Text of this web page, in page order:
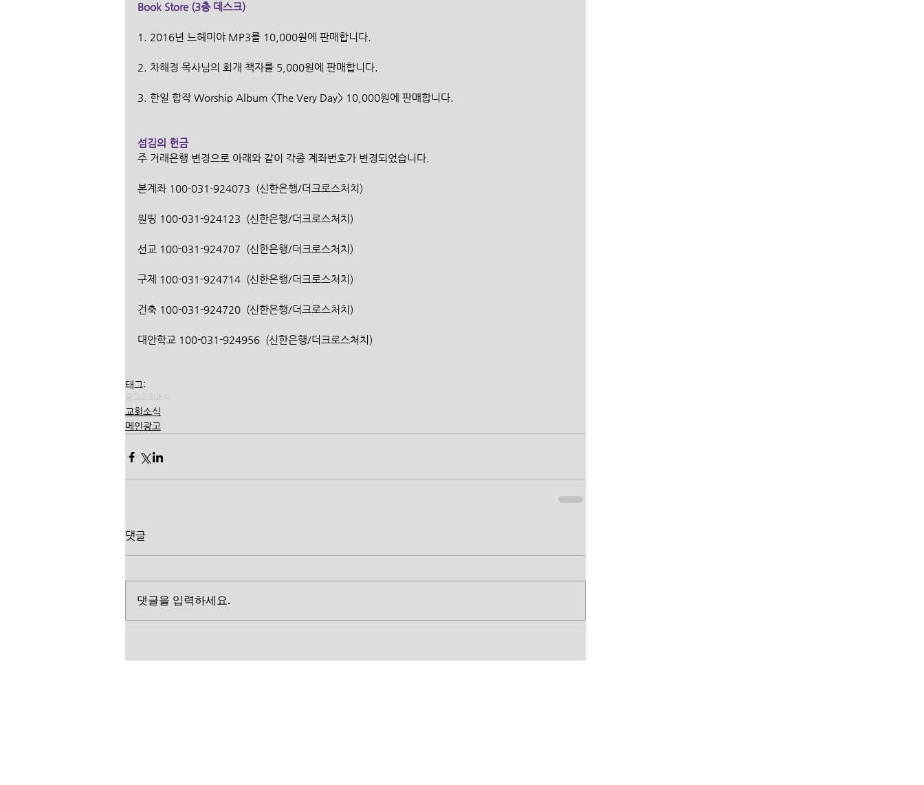
Book Store (3층 데스크)
1. 2016년 느헤미야 MP3를 10,000원에 판매합니다.
2. 차해경 목사님의 회개 책자를 5,000원에 판매합니다.
3. 한일 합작 Worship Album <The Very Day> 10,000원에 판매합니다.
섬김의 헌금
주 거래은행 변경으로 아래와 같이 각종 계좌번호가 변경되었습니다.
본계좌 100-031-924073  (신한은행/더크로스처치)
원띵 100-031-924123  (신한은행/더크로스처치)
선교 100-031-924707  (신한은행/더크로스처치)
구제 100-031-924714  (신한은행/더크로스처치)
건축 100-031-924720  (신한은행/더크로스처치)
대안학교 100-031-924956  (신한은행/더크로스처치)
태그:
교회소식
메인광고
댓글
댓글을 입력하세요.